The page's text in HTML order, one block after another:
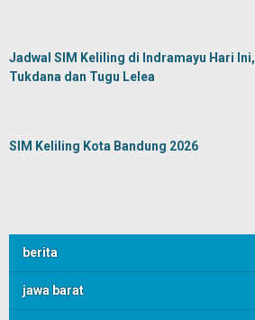
Jadwal SIM Keliling di Indramayu Hari Ini,
Tukdana dan Tugu Lelea
SIM Keliling Kota Bandung 2026
berita
jawa barat